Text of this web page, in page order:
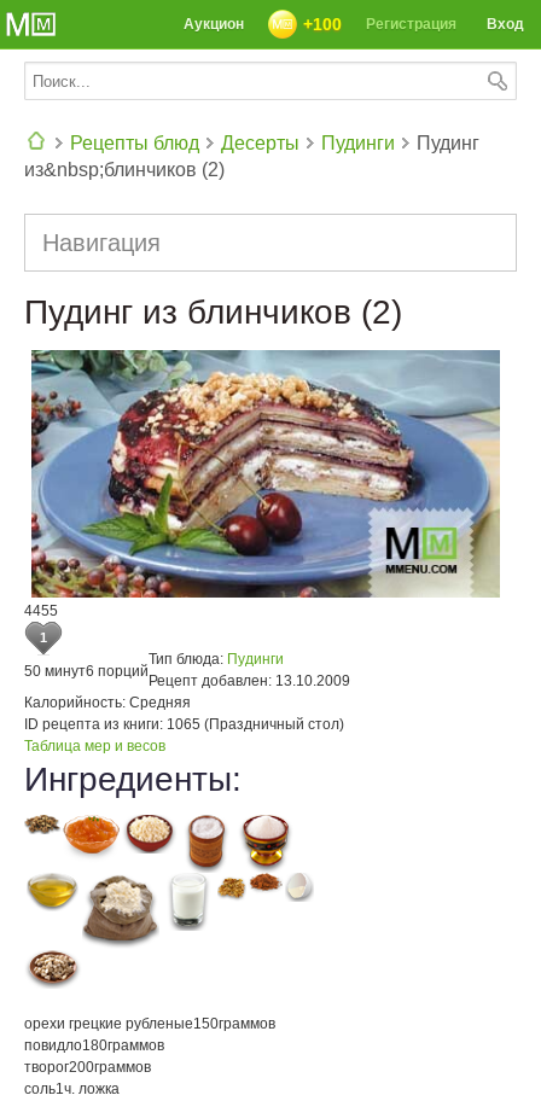
Вход
Регистрация
+100
Аукцион
Рецепты блюд Десерты Пудинги
Пудинг
из&nbsp;блинчиков (2)
Навигация
Пудинг из блинчиков (2)
4455
1
50 минут6 порций
Тип блюда: Пудинги
Рецепт добавлен: 13.10.2009
Калорийность: Средняя
ID рецепта из книги: 1065 (Праздничный стол)
Таблица мер и весов
Ингредиенты:
орехи грецкие рубленые150граммов
повидло180граммов
творог200граммов
соль1ч. ложка